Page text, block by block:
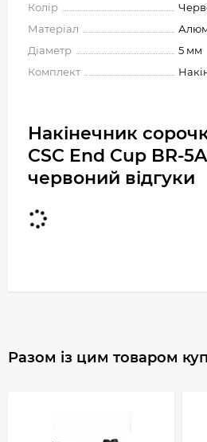
Колір
Матеріал
Діаметр
5 мм
Комплект
Накінечник
CSC End Cup BR-
червоний відгуки
Разом із цим товаром